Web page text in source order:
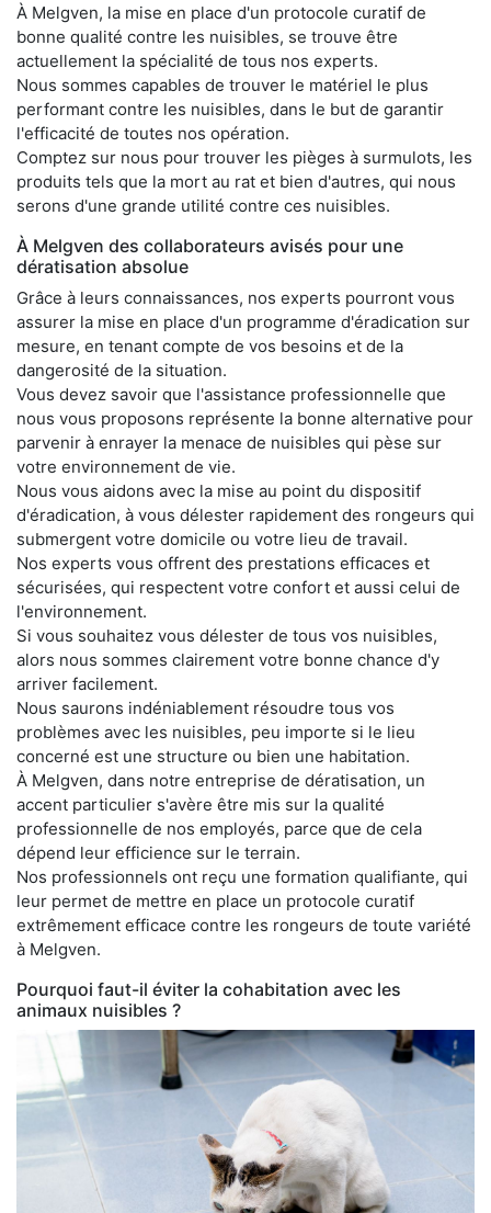
À Melgven, la mise en place d'un protocole curatif de
bonne qualité contre les nuisibles, se trouve être
actuellement la spécialité de tous nos experts.
Nous sommes capables de trouver le matériel le plus
performant contre les nuisibles, dans le but de garantir
l'efficacité de toutes nos opération.
Comptez sur nous pour trouver les pièges à surmulots, les
produits tels que la mort au rat et bien d'autres, qui nous
serons d'une grande utilité contre ces nuisibles.
À Melgven des collaborateurs avisés pour une
dératisation absolue
Grâce à leurs connaissances, nos experts pourront vous
assurer la mise en place d'un programme d'éradication sur
mesure, en tenant compte de vos besoins et de la
dangerosité de la situation.
Vous devez savoir que l'assistance professionnelle que
nous vous proposons représente la bonne alternative pour
parvenir à enrayer la menace de nuisibles qui pèse sur
votre environnement de vie.
Nous vous aidons avec la mise au point du dispositif
d'éradication, à vous délester rapidement des rongeurs qui
submergent votre domicile ou votre lieu de travail.
Nos experts vous offrent des prestations efficaces et
sécurisées, qui respectent votre confort et aussi celui de
l'environnement.
Si vous souhaitez vous délester de tous vos nuisibles,
alors nous sommes clairement votre bonne chance d'y
arriver facilement.
Nous saurons indéniablement résoudre tous vos
problèmes avec les nuisibles, peu importe si le lieu
concerné est une structure ou bien une habitation.
À Melgven, dans notre entreprise de dératisation, un
accent particulier s'avère être mis sur la qualité
professionnelle de nos employés, parce que de cela
dépend leur efficience sur le terrain.
Nos professionnels ont reçu une formation qualifiante, qui
leur permet de mettre en place un protocole curatif
extrêmement efficace contre les rongeurs de toute variété
à Melgven.
Pourquoi faut-il éviter la cohabitation avec les
animaux nuisibles ?